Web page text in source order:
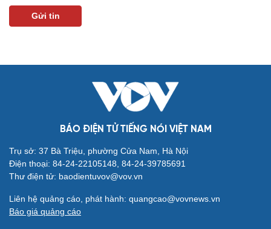
Gửi tin
BÁO ĐIỆN TỬ TIẾNG NÓI VIỆT NAM
Trụ sở: 37 Bà Triệu, phường Cửa Nam, Hà Nội
Điện thoại: 84-24-22105148, 84-24-39785691
Thư điện tử: baodientuvov@vov.vn
Liên hệ quảng cáo, phát hành: quangcao@vovnews.vn
Báo giá quảng cáo